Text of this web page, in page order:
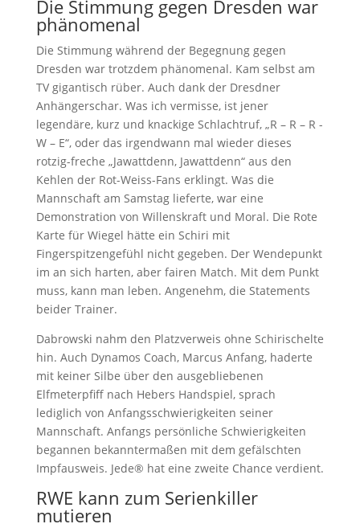
Die Stimmung gegen Dresden war
phänomenal
Die Stimmung während der Begegnung gegen
Dresden war trotzdem phänomenal. Kam selbst am
TV gigantisch rüber. Auch dank der Dresdner
Anhängerschar. Was ich vermisse, ist jener
legendäre, kurz und knackige Schlachtruf, „R – R – R -
W – E“, oder das irgendwann mal wieder dieses
rotzig-freche „Jawattdenn, Jawattdenn“ aus den
Kehlen der Rot-Weiss-Fans erklingt. Was die
Mannschaft am Samstag lieferte, war eine
Demonstration von Willenskraft und Moral. Die Rote
Karte für Wiegel hätte ein Schiri mit
Fingerspitzengefühl nicht gegeben. Der Wendepunkt
im an sich harten, aber fairen Match. Mit dem Punkt
muss, kann man leben. Angenehm, die Statements
beider Trainer.
Dabrowski nahm den Platzverweis ohne Schirischelte
hin. Auch Dynamos Coach, Marcus Anfang, haderte
mit keiner Silbe über den ausgebliebenen
Elfmeterpfiff nach Hebers Handspiel, sprach
lediglich von Anfangsschwierigkeiten seiner
Mannschaft. Anfangs persönliche Schwierigkeiten
begannen bekanntermaßen mit dem gefälschten
Impfausweis. Jede® hat eine zweite Chance verdient.
RWE kann zum Serienkiller
mutieren